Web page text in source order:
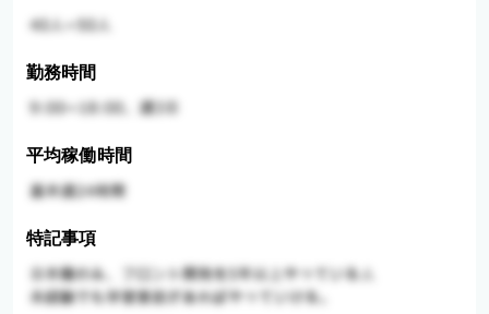
勤務時間
平均稼働時間
特記事項